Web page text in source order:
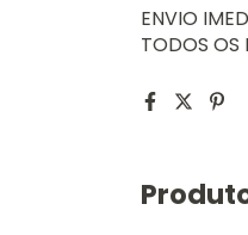
ENVIO
TODOS OS